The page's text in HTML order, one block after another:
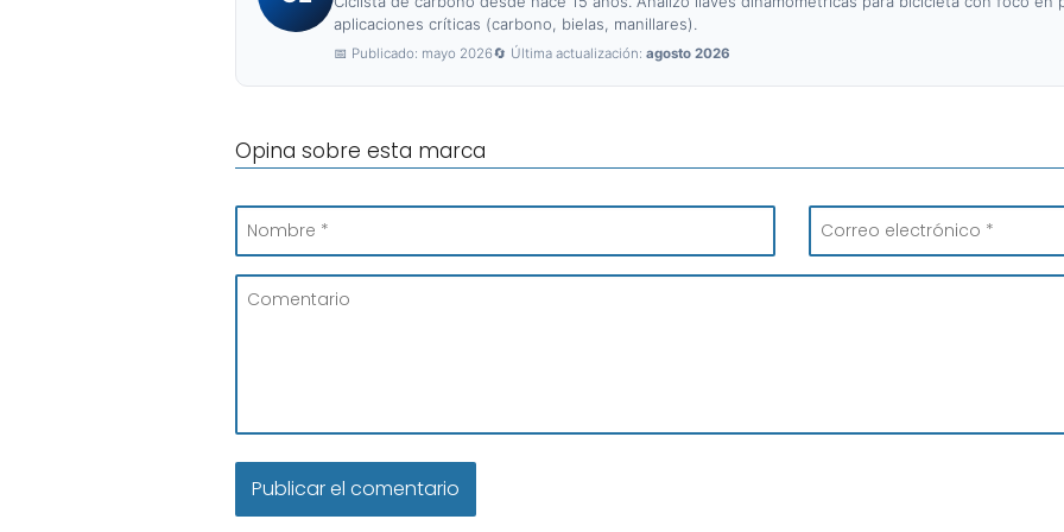
aplicaciones críticas (carbono, bielas, manillares).
📅 Publicado: mayo 2026🔄 Última actualización: agosto 2026
Opina sobre esta marca